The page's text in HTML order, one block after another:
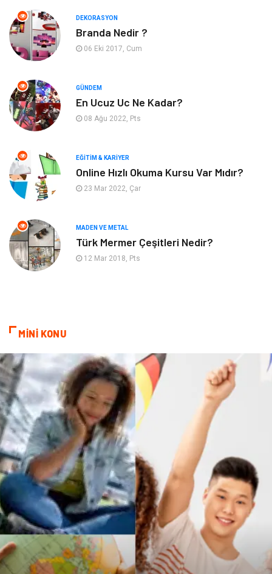
Tatil
Bahçe Ev Maden ve Metal
Organizasyon Plastik
Emlak
Finans & Ekonomi
Endüstriyel Ürünler
Aksesuar
Nakliyat
Kiralama Servisleri Markalar
Çadır Kına Gecesi
Spor Malzemeleri Basın Yayın
Moda İthalat İhracat
Bakım
DEKORASYON
Branda Nedir ?
06 Eki 2017, Cum
GÜNDEM
En Ucuz Uc Ne Kadar?
08 Ağu 2022, Pts
EĞITIM & KARIYER
Online Hızlı Okuma Kursu Var Mıdır?
23 Mar 2022, Çar
MADEN VE METAL
Türk Mermer Çeşitleri Nedir?
12 Mar 2018, Pts
MİNİ KONU